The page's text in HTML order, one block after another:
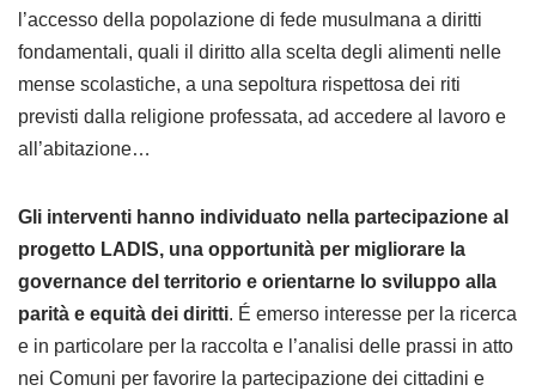
l’accesso della popolazione di fede musulmana a diritti
fondamentali, quali il diritto alla scelta degli alimenti nelle
mense scolastiche, a una sepoltura rispettosa dei riti
previsti dalla religione professata, ad accedere al lavoro e
all’abitazione…
Gli interventi hanno individuato nella partecipazione al
progetto LADIS, una opportunità per migliorare la
governance del territorio e orientarne lo sviluppo alla
parità e equità dei diritti. É emerso interesse per la ricerca
e in particolare per la raccolta e l’analisi delle prassi in atto
nei Comuni per favorire la partecipazione dei cittadini e